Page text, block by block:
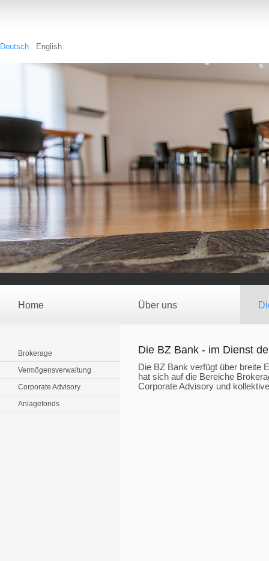
Deutsch English
Home Über uns
Brokerage
Vermögensverwaltung
Corporate Advisory
Anlagefonds
Die BZ Bank - im Dienst
Die BZ Bank verfügt über breite
hat sich auf die Bereiche
Corporate Advisory und